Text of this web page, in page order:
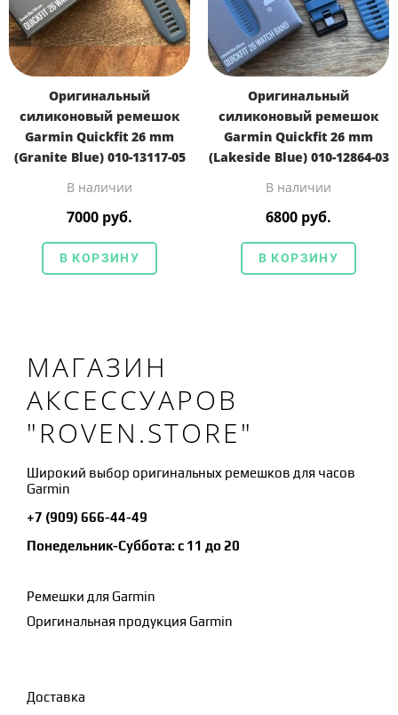
Оригинальный
силиконовый ремешок
Garmin Quickfit 26 mm
(Granite Blue) 010-13117-05
В наличии
7000 руб.
В КОРЗИНУ
Оригинальный
силиконовый ремешок
Garmin Quickfit 26 mm
(Lakeside Blue) 010-12864-03
В наличии
6800 руб.
В КОРЗИНУ
МАГАЗИН
АКСЕССУАРОВ
"ROVEN.STORE"
Широкий выбор оригинальных ремешков для часов
Garmin
+7 (909) 666-44-49
Понедельник-Суббота: с 11 до 20
Ремешки для Garmin
Оригинальная продукция Garmin
Доставка